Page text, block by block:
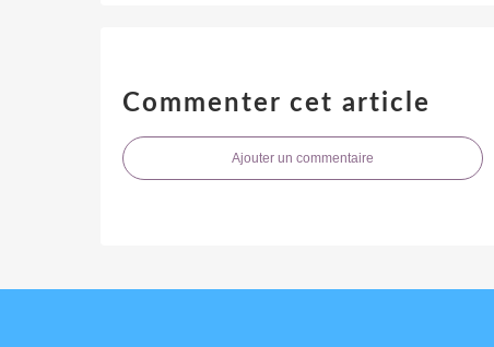
Commenter cet article
Ajouter un commentaire